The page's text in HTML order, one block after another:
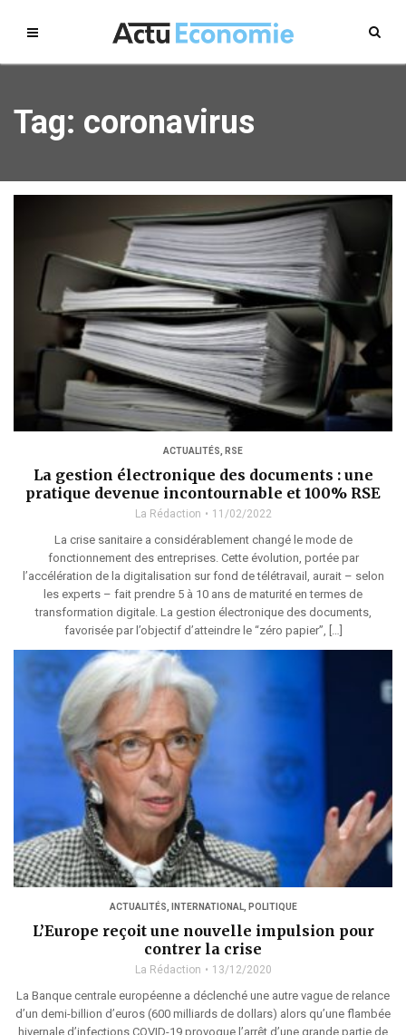
Tag: coronavirus
ACTUALITÉS, RSE
La gestion électronique des documents : une
pratique devenue incontournable et 100% RSE
La Rédaction 11/02/2022
La crise sanitaire a considérablement changé le mode de
fonctionnement des entreprises. Cette évolution, portée par
l’accélération de la digitalisation sur fond de télétravail, aurait – selon
les experts – fait prendre 5 à 10 ans de maturité en termes de
transformation digitale. La gestion électronique des documents,
favorisée par l’objectif d’atteindre le “zéro papier”, […]
ACTUALITÉS INTERNATIONAL, POLITIQUE
L’Europe reçoit une nouvelle impulsion pour
contrer la crise
La Rédaction 13/12/2020
La Banque centrale européenne a déclenché une autre vague de relance
d’un demi-billion d’euros (600 milliards de dollars) alors qu’une flambée
hivernale d’infections COVID-19 provoque l’arrêt d’une grande partie de